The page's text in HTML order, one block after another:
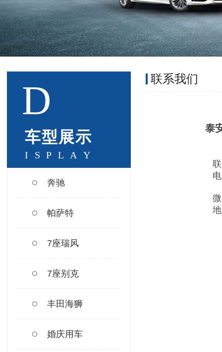
D
车型展示
I S P L A Y
奔驰
帕萨特
7座瑞风
7座别克
丰田海狮
婚庆用车
联系我们
泰
联
电
微
地